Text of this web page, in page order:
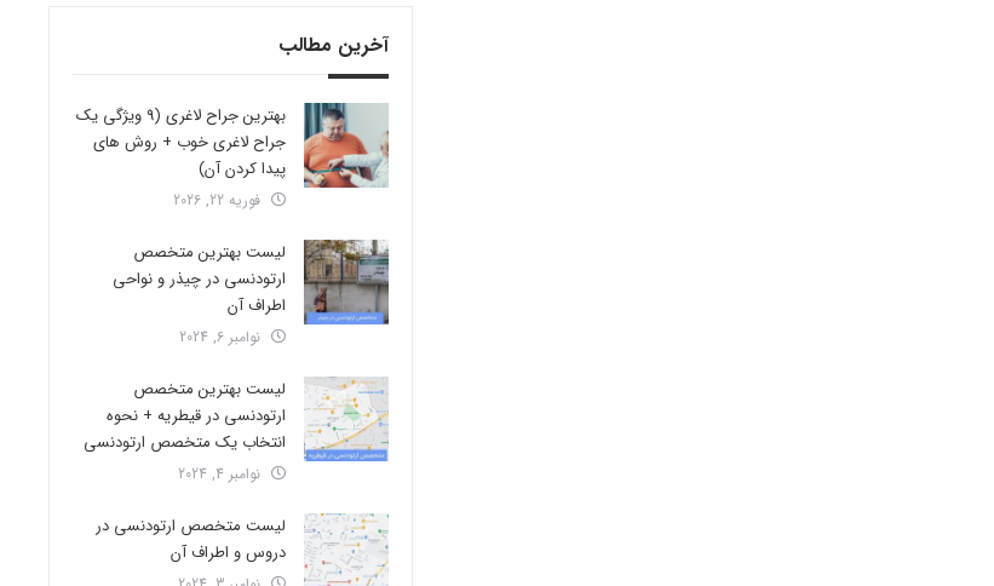
آخرین مطالب
بهترین جراح لاغری (9 ویژگی یک
جراح لاغری خوب + روش های
پیدا کردن آن)
فوریه 22, 2026
لیست بهترین متخصص
ارتودنسی در چیذر و نواحی
اطراف آن
نوامبر 6, 2024
لیست بهترین متخصص
ارتودنسی در قیطریه + نحوه
انتخاب یک متخصص ارتودنسی
نوامبر 4, 2024
لیست متخصص ارتودنسی در
دروس و اطراف آن